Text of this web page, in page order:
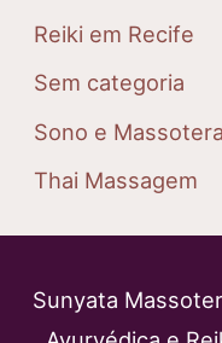
Reiki em Recife
Sem categoria
Sono e
Thai Massagem
Sunyata